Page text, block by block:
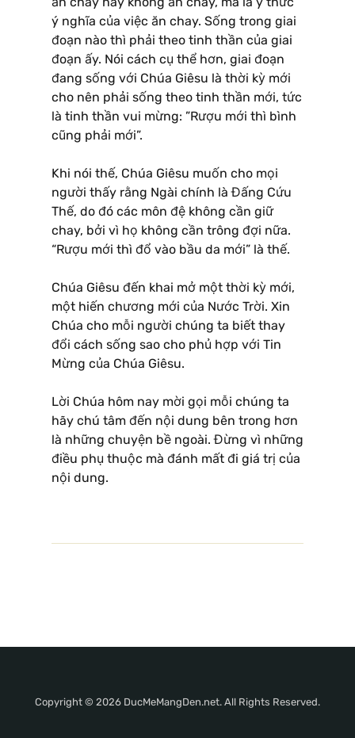
ý nghĩa của việc ăn chay. Sống trong giai
đoạn nào thì phải theo tinh thần của giai
đoạn ấy. Nói cách cụ thể hơn, giai đoạn
đang sống với Chúa Giêsu là thời kỳ mới
cho nên phải sống theo tinh thần mới, tức
là tinh thần vui mừng: ”Rượu mới thì bình
cũng phải mới”.
Khi nói thế, Chúa Giêsu muốn cho mọi
người thấy rằng Ngài chính là Đấng Cứu
Thế, do đó các môn đệ không cần giữ
chay, bởi vì họ không cần trông đợi nữa.
“Rượu mới thì đổ vào bầu da mới” là thế.
Chúa Giêsu đến khai mở một thời kỳ mới,
một hiến chương mới của Nước Trời. Xin
Chúa cho mỗi người chúng ta biết thay
đổi cách sống sao cho phủ hợp với Tin
Mừng của Chúa Giêsu.
Lời Chúa hôm nay mời gọi mỗi chúng ta
hãy chú tâm đến nội dung bên trong hơn
là những chuyện bề ngoài. Đừng vì những
điều phụ thuộc mà đánh mất đi giá trị của
nội dung.
Copyright © 2026 DucMeMangDen.net. All Rights Reserved.